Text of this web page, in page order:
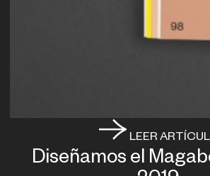
LEER
Diseñamos el